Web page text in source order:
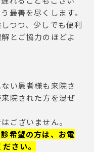
最善を尽くします。
つつ、少しでも便利
とご協力のほどよ
い患者様も来院さ
院された方を混ぜ
ございません。
希望の方は、お電
さい。